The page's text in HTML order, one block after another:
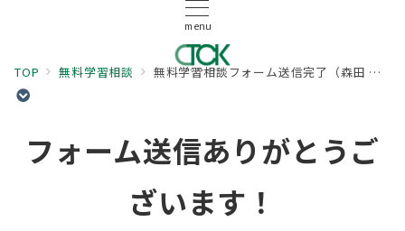
menu
TOP 無料学習相談 無料学習相談フォーム送信完了（森田 一之慎）
フォーム送信ありがとうご
ざいます！